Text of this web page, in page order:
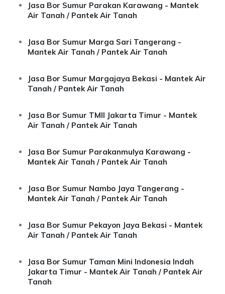
Jasa Bor Sumur Parakan Karawang - Mantek
Air Tanah / Pantek Air Tanah
Jasa Bor Sumur Marga Sari Tangerang -
Mantek Air Tanah / Pantek Air Tanah
Jasa Bor Sumur Margajaya Bekasi - Mantek Air
Tanah / Pantek Air Tanah
Jasa Bor Sumur TMII Jakarta Timur - Mantek
Air Tanah / Pantek Air Tanah
Jasa Bor Sumur Parakanmulya Karawang -
Mantek Air Tanah / Pantek Air Tanah
Jasa Bor Sumur Nambo Jaya Tangerang -
Mantek Air Tanah / Pantek Air Tanah
Jasa Bor Sumur Pekayon Jaya Bekasi - Mantek
Air Tanah / Pantek Air Tanah
Jasa Bor Sumur Taman Mini Indonesia Indah
Jakarta Timur - Mantek Air Tanah / Pantek Air
Tanah